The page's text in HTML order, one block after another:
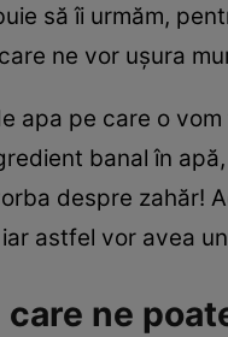
să îi urmăm,
ne vor ușura
apa pe care o
banal în
despre zahăr!
astfel vor avea
ne